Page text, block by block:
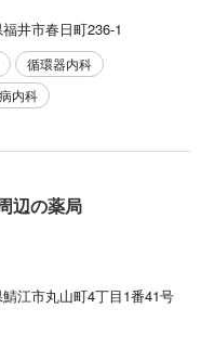
井市春日町236-1
循環器内科
内科
辺の薬局
江市丸山町4丁目1番41号